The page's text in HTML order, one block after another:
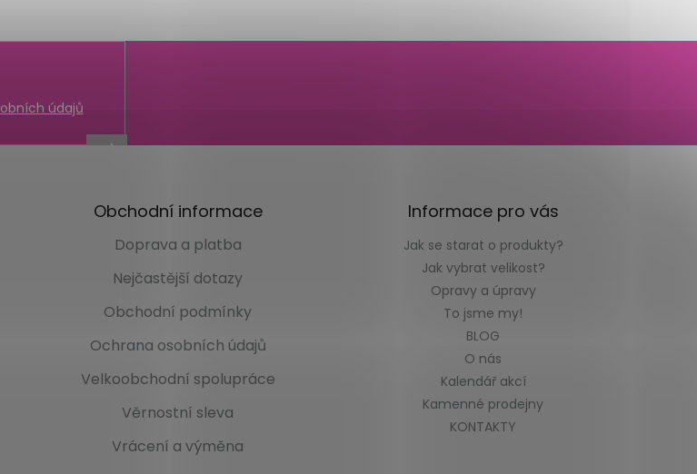
údajů
Obchodní informace
Doprava a platba
Nejčastější dotazy
Obchodní podmínky
Ochrana osobních údajů
Velkoobchodní spolupráce
Věrnostní sleva
Vrácení a výměna
Informace pro vás
Jak se starat o produkty?
Jak vybrat velikost?
Opravy a úpravy
To jsme my!
BLOG
O nás
Kalendář akcí
Kamenné prodejny
KONTAKTY